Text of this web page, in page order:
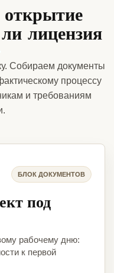
лицензия
Собираем документы
процессу
и требованиям
БЛОК ДОКУМЕНТОВ
под
рабочему дню:
к первой